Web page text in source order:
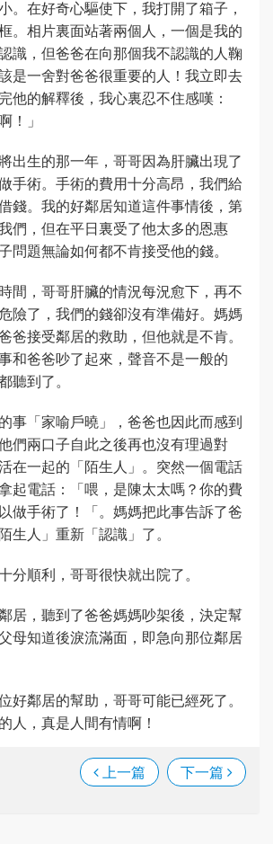
。在好奇心驅使下，我打開了箱子，
。相片裏面站著兩個人，一個是我的
識，但爸爸在向那個我不認識的人鞠
是一舍對爸爸很重要的人！我立即去
他的解釋後，我心裏忍不住感嘆：
！」
出生的那一年，哥哥因為肝臟出現了
手術。手術的費用十分高昂，我們給
錢。我的好鄰居知道這件事情後，第
們，但在平日裏受了他太多的恩惠
問題無論如何都不肯接受他的錢。
間，哥哥肝臟的情況每況愈下，再不
險了，我們的錢卻沒有準備好。媽媽
爸接受鄰居的救助，但他就是不肯。
和爸爸吵了起來，聲音不是一般的
聽到了。
事「家喻戶曉」，爸爸也因此而感到
們兩口子自此之後再也沒有理過對
在一起的「陌生人」。突然一個電話
起電話：「喂，是陳太太嗎？你的費
做手術了！「。媽媽把此事告訴了爸
生人」重新「認識」了。
分順利，哥哥很快就出院了。
居，聽到了爸爸媽媽吵架後，決定幫
母知道後淚流滿面，即急向那位鄰居
好鄰居的幫助，哥哥可能已經死了。
人，真是人間有情啊！
上一篇 下一篇